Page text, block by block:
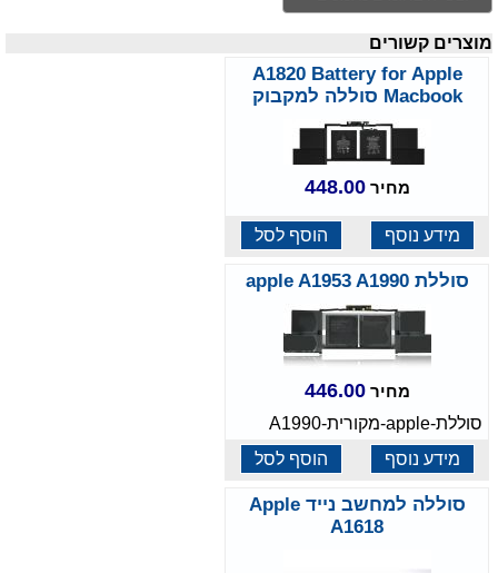
מוצרים קשורים
A1820 Battery for Apple
Macbook סוללה למקבוק
מחיר448.00
מידע נוסף הוסף לסל
סוללת apple A1953 A1990
מחיר446.00
סוללת-apple-מקורית-A1990
מידע נוסף
הוסף לסל
סוללה למחשב נייד Apple
A1618